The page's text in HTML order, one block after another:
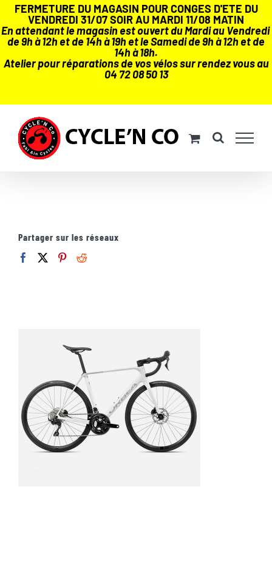
FERMETURE DU MAGASIN POUR CONGES D'ETE DU
VENDREDI 31/07 SOIR AU MARDI 11/08 MATIN
En attendant le magasin est ouvert du Mardi au Vendredi
de 9h à 12h et de 14h à 19h et le Samedi de 9h à 12h et de
14h à 18h.
Atelier pour réparations de vos vélos sur rendez vous au
04 72 08 50 13
contenu
Partager sur les réseaux